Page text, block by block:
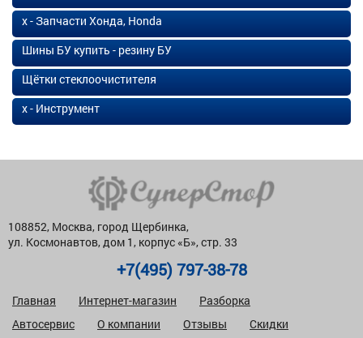
х - Запчасти Хонда, Honda
Шины БУ купить - резину БУ
Щётки стеклоочистителя
х - Инструмент
108852, Москва, город Щербинка,
ул. Космонавтов, дом 1, корпус «Б», стр. 33
+7(495) 797-38-78
Главная Интернет-магазин
Разборка
Автосервис
О компании Отзывы Скидки